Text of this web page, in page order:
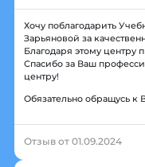
Хочу поблагодарить
Зарьяновой за
Благодаря этому
Спасибо за Ваш
центру!
Обязательно обращусь к
Отзыв от 01.09.2024